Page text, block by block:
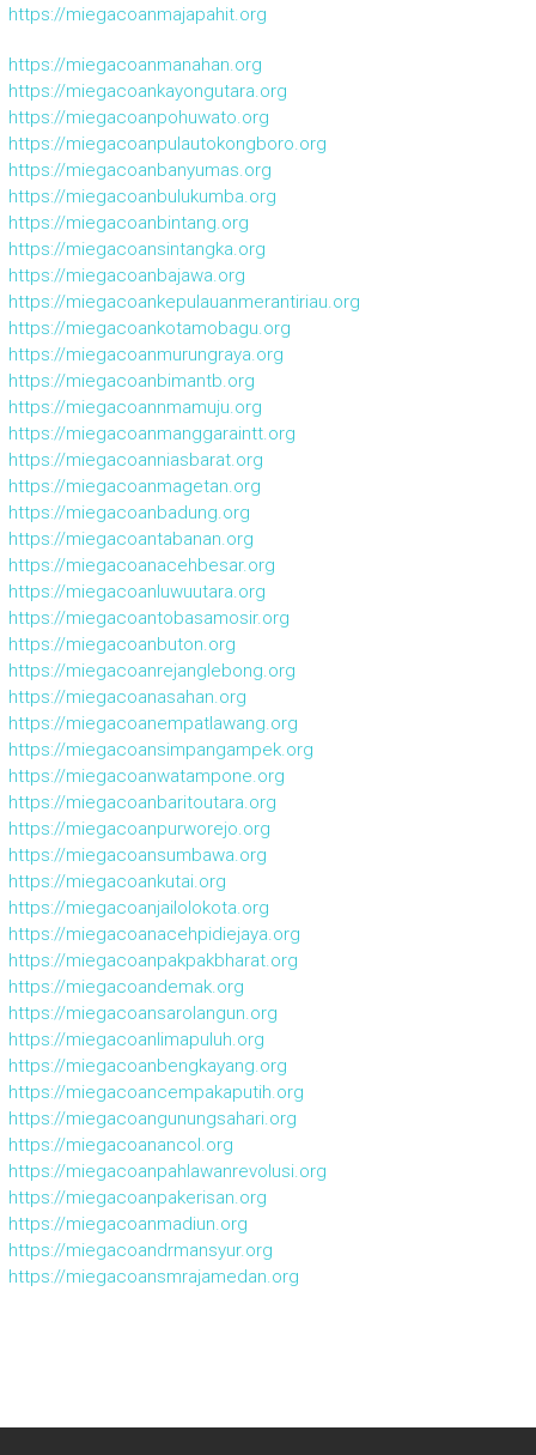
https://miegacoanmajapahit.org
https://miegacoanmanahan.org
https://miegacoankayongutara.org
https://miegacoanpohuwato.org
https://miegacoanpulautokongboro.org
https://miegacoanbanyumas.org
https://miegacoanbulukumba.org
https://miegacoanbintang.org
https://miegacoansintangka.org
https://miegacoanbajawa.org
https://miegacoankepulauanmerantiriau.org
https://miegacoankotamobagu.org
https://miegacoanmurungraya.org
https://miegacoanbimantb.org
https://miegacoannmamuju.org
https://miegacoanmanggaraintt.org
https://miegacoanniasbarat.org
https://miegacoanmagetan.org
https://miegacoanbadung.org
https://miegacoantabanan.org
https://miegacoanacehbesar.org
https://miegacoanluwuutara.org
https://miegacoantobasamosir.org
https://miegacoanbuton.org
https://miegacoanrejanglebong.org
https://miegacoanasahan.org
https://miegacoanempatlawang.org
https://miegacoansimpangampek.org
https://miegacoanwatampone.org
https://miegacoanbaritoutara.org
https://miegacoanpurworejo.org
https://miegacoansumbawa.org
https://miegacoankutai.org
https://miegacoanjailolokota.org
https://miegacoanacehpidiejaya.org
https://miegacoanpakpakbharat.org
https://miegacoandemak.org
https://miegacoansarolangun.org
https://miegacoanlimapuluh.org
https://miegacoanbengkayang.org
https://miegacoancempakaputih.org
https://miegacoangunungsahari.org
https://miegacoanancol.org
https://miegacoanpahlawanrevolusi.org
https://miegacoanpakerisan.org
https://miegacoanmadiun.org
https://miegacoandrmansyur.org
https://miegacoansmrajamedan.org